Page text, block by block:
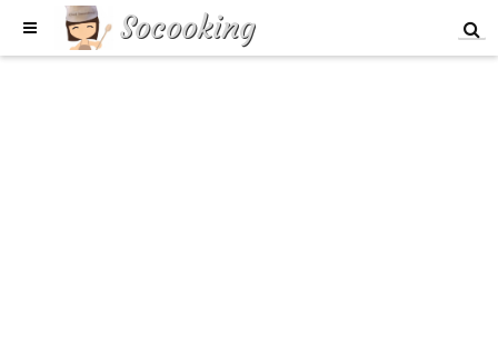
Socooking